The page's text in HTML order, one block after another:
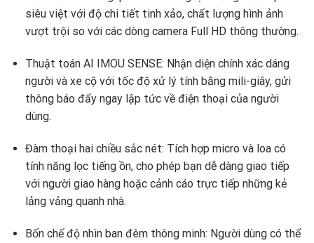
siêu việt với độ chi tiết tinh xảo, chất lượng hình ảnh
vượt trội so với các dòng camera Full HD thông thường.
Thuật toán AI IMOU SENSE: Nhận diện chính xác dáng
người và xe cộ với tốc độ xử lý tính bằng mili-giây, gửi
thông báo đẩy ngay lập tức về điện thoại của người
dùng.
Đàm thoại hai chiều sắc nét: Tích hợp micro và loa có
tính năng lọc tiếng ồn, cho phép bạn dễ dàng giao tiếp
với người giao hàng hoặc cảnh cáo trực tiếp những kẻ
lảng vảng quanh nhà.
Bốn chế độ nhìn ban đêm thông minh: Người dùng có thể